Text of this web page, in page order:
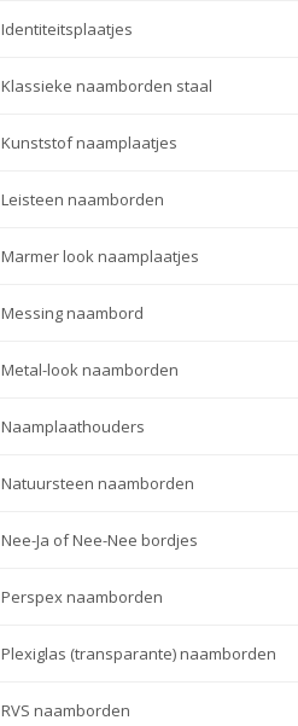
Identiteitsplaatjes
Klassieke naamborden staal
Kunststof naamplaatjes
Leisteen naamborden
Marmer look naamplaatjes
Messing naambord
Metal-look naamborden
Naamplaathouders
Natuursteen naamborden
Nee-Ja of Nee-Nee bordjes
Perspex naamborden
Plexiglas (transparante) naamborden
RVS naamborden